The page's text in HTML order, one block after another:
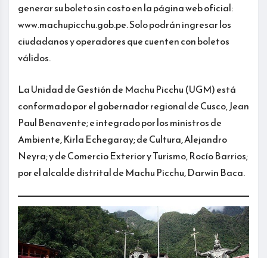
generar su boleto sin costo en la página web oficial:
www.machupicchu.gob.pe. Solo podrán ingresar los
ciudadanos y operadores que cuenten con boletos
válidos.
La Unidad de Gestión de Machu Picchu (UGM) está
conformado por el gobernador regional de Cusco, Jean
Paul Benavente; e integrado por los ministros de
Ambiente, Kirla Echegaray; de Cultura, Alejandro
Neyra; y de Comercio Exterior y Turismo, Rocío Barrios;
por el alcalde distrital de Machu Picchu, Darwin Baca.